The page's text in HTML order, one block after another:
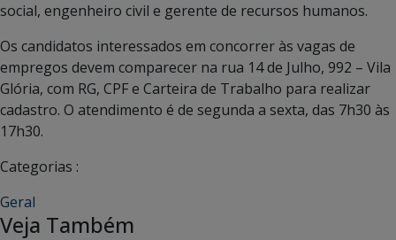
social, engenheiro civil e gerente de recursos humanos.
Os candidatos interessados em concorrer às vagas de
empregos devem comparecer na rua 14 de Julho, 992 – Vila
Glória, com RG, CPF e Carteira de Trabalho para realizar
cadastro. O atendimento é de segunda a sexta, das 7h30 às
17h30.
Categorias :
Geral
Veja Também